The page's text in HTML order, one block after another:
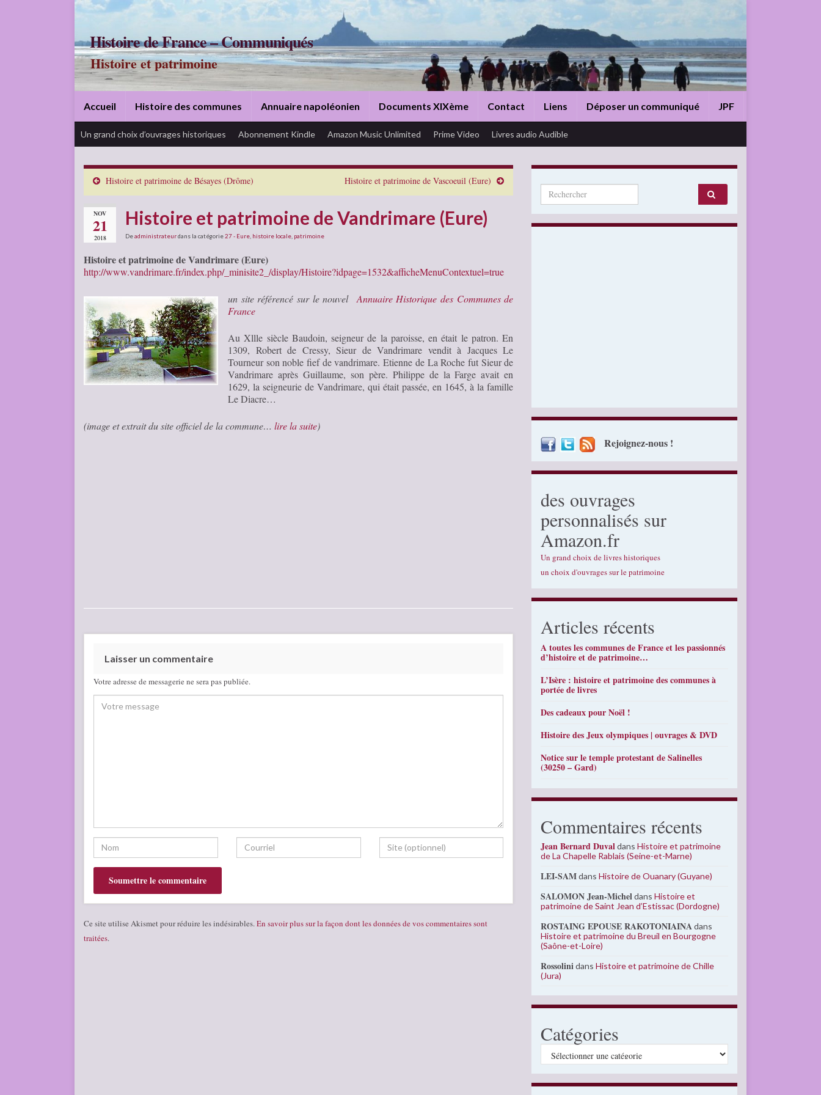
Histoire de France – Communiqués
Histoire et patrimoine
Accueil Histoire des communes Annuaire napoléonien Documents XIXème Contact Liens Déposer un communiqué JPF
Un grand choix d’ouvrages historiques Abonnement Kindle Amazon Music Unlimited Prime Video Livres audio Audible
Histoire et patrimoine de Bésayes (Drôme) Histoire et patrimoine de Vascoeuil (Eure)
NOV
21
2018
Histoire et patrimoine de Vandrimare (Eure)
Deadministrateurdans la catégorie27 - Eure histoire locale patrimoine
Histoire et patrimoine de Vandrimare (Eure)
http://www.vandrimare.fr/index.php/_minisite2_/display/Histoire?idpage=1532&afficheMenuContextuel=true
un site référencé sur le nouvel Annuaire Historique des Communes de
France
Au Xllle siècle Baudoin, seigneur de la paroisse, en était le patron. En
1309, Robert de Cressy, Sieur de Vandrimare vendit à Jacques Le
Tourneur son noble fief de vandrimare. Etienne de La Roche fut Sieur de
Vandrimare après Guillaume, son père. Philippe de la Farge avait en
1629, la seigneurie de Vandrimare, qui était passée, en 1645, à la famille
Le Diacre…
(image et extrait du site officiel de la commune… lire la suite)
Laisser un commentaire
Votre adresse de messagerie ne sera pas publiée.
Ce site utilise Akismet pour réduire les indésirables. En savoir plus sur la façon dont les données de vos commentaires sont
traitées.
Search for:
Rejoignez-nous !
des ouvrages
personnalisés sur
Amazon.fr
Un grand choix de livres historiques
un choix d'ouvrages sur le patrimoine
Articles récents
A toutes les communes de France et les passionnés
d’histoire et de patrimoine…
L’Isère : histoire et patrimoine des communes à
portée de livres
Des cadeaux pour Noël !
Histoire des Jeux olympiques | ouvrages & DVD
Notice sur le temple protestant de Salinelles
(30250 – Gard)
Commentaires récents
Jean Bernard DuvaldansHistoire et patrimoine
de La Chapelle Rablais (Seine-et-Marne)
LEI-SAMdansHistoire de Ouanary (Guyane)
SALOMON Jean-MicheldansHistoire et
patrimoine de Saint Jean d’Estissac (Dordogne)
ROSTAING EPOUSE RAKOTONIAINAdans
Histoire et patrimoine du Breuil en Bourgogne
(Saône-et-Loire)
RossolinidansHistoire et patrimoine de Chille
(Jura)
Catégories
Catégories